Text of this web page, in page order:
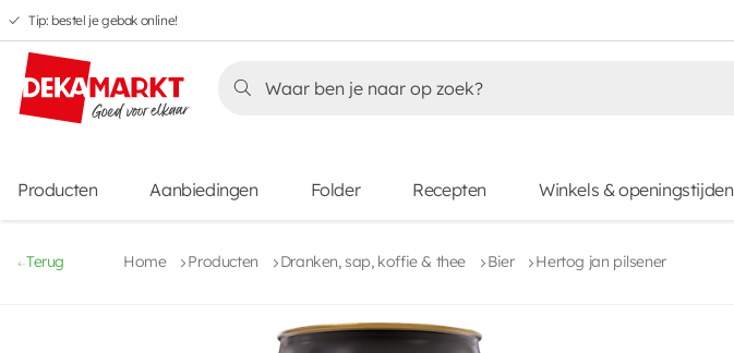
Overslaan
naar
hoofdnavigatie
Overslaan
naar
hoofdinhoud
Overslaan
naar
voettekstinhoud
Overslaan
naar
aanbiedingen
Tip: bestel je gebak online!
Producten Aanbiedingen Folder Recepten Winkels & openingstijden
Terug Home Producten Dranken, sap, koffie & thee Bier Hertog jan pilsener